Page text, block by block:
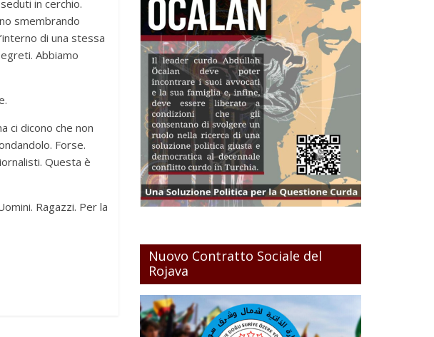
in cerchio.
smembrando
di una stessa
Abbiamo
ci dicono che non
Forse.
Questa è
Ragazzi. Per la
Nuovo Contratto Sociale del
Rojava